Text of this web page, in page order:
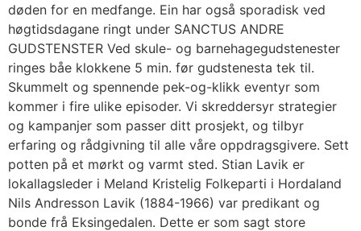
døden for en medfange. Ein har også sporadisk ved
høgtidsdagane ringt under SANCTUS ANDRE
GUDSTENSTER Ved skule- og barnehagegudstenester
ringes båe klokkene 5 min. før gudstenesta tek til.
Skummelt og spennende pek-og-klikk eventyr som
kommer i fire ulike episoder. Vi skreddersyr strategier
og kampanjer som passer ditt prosjekt, og tilbyr
erfaring og rådgivning til alle våre oppdragsgivere. Sett
potten på et mørkt og varmt sted. Stian Lavik er
lokallagsleder i Meland Kristelig Folkeparti i Hordaland
Nils Andresson Lavik (1884-1966) var predikant og
bonde frå Eksingedalen. Dette er som sagt store